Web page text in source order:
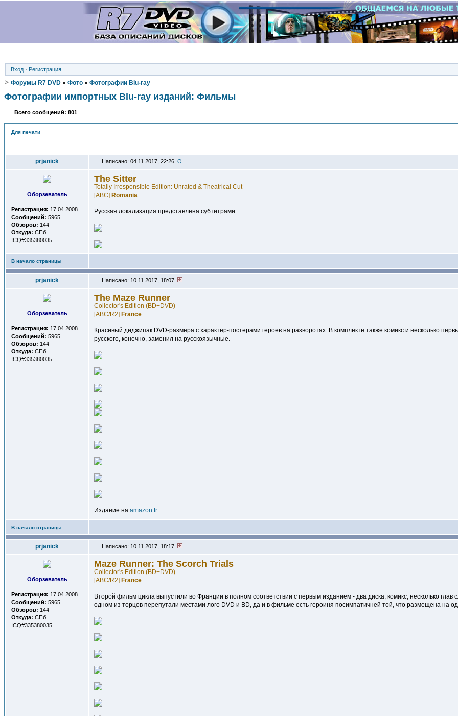
Вход · Регистрация
Форумы R7 DVD » Фото » Фотографии Blu-ray
Фотографии импортных Blu-ray изданий: Фильмы
Всего сообщений: 801
Для печати
prjanick Написано: 04.11.2017, 22:26
Оборзеватель
Регистрация: 17.04.2008
Сообщений: 5965
Обзоров: 144
Откуда: СПб
ICQ#335380035
The Sitter
Totally Irresponsible Edition: Unrated & Theatrical Cut
[ABC] Romania
Русская локализация представлена субтитрами.
В начало страницы
prjanick Написано: 10.11.2017, 18:07
Оборзеватель
Регистрация: 17.04.2008
Сообщений: 5965
Обзоров: 144
Откуда: СПб
ICQ#335380035
The Maze Runner
Collector's Edition (BD+DVD)
[ABC/R2] France
Красивый диджипак DVD-размера с характер-постерами героев на разворотах. В комплекте также комикс и несколько
русского, конечно, заменил на русскоязычные.
Издание на amazon.fr
В начало страницы
prjanick Написано: 10.11.2017, 18:17
Оборзеватель
Регистрация: 17.04.2008
Сообщений: 5965
Обзоров: 144
Откуда: СПб
ICQ#335380035
Maze Runner: The Scorch Trials
Collector's Edition (BD+DVD)
[ABC/R2] France
Второй фильм цикла выпустили во Франции в полном соответствии с первым изданием - два диска, комикс, несколько
одном из торцов перепутали местами лого DVD и BD, да и в фильме есть героиня посимпатичней той, что размещена на